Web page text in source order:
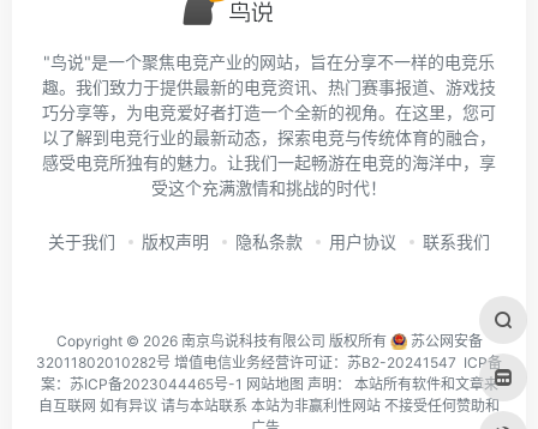
"鸟说"是一个聚焦电竞产业的网站，旨在分享不一样的电竞乐
趣。我们致力于提供最新的电竞资讯、热门赛事报道、游戏技
巧分享等，为电竞爱好者打造一个全新的视角。在这里，您可
以了解到电竞行业的最新动态，探索电竞与传统体育的融合，
感受电竞所独有的魅力。让我们一起畅游在电竞的海洋中，享
受这个充满激情和挑战的时代！
关于我们 版权声明 隐私条款 用户协议 联系我们
Copyright © 2026 南京鸟说科技有限公司 版权所有
苏公网安备
32011802010282号 增值电信业务经营许可证：苏B2-20241547 ICP备
案： 苏ICP备2023044465号-1 网站地图 声明： 本站所有软件和文章来
自互联网 如有异议 请与本站联系 本站为非赢利性网站 不接受任何赞助和